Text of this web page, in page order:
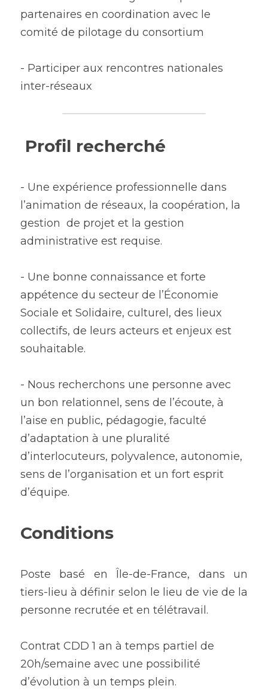
partenaires en coordination avec le
comité de pilotage du consortium
- Participer aux rencontres nationales
inter-réseaux
Profil recherché
- Une expérience professionnelle dans
l’animation de réseaux, la coopération, la
gestion  de projet et la gestion
administrative est requise.
- Une bonne connaissance et forte
appétence du secteur de l’Économie
Sociale et Solidaire, culturel, des lieux
collectifs, de leurs acteurs et enjeux est
souhaitable.
- Nous recherchons une personne avec
un bon relationnel, sens de l’écoute, à
l’aise en public, pédagogie, faculté
d’adaptation à une pluralité
d’interlocuteurs, polyvalence, autonomie,
sens de l’organisation et un fort esprit
d’équipe.
Conditions
Poste basé en Île-de-France, dans un
tiers-lieu à définir selon le lieu de vie de la
personne recrutée et en télétravail.
Contrat CDD 1 an à temps partiel de
20h/semaine avec une possibilité
d’évolution à un temps plein.